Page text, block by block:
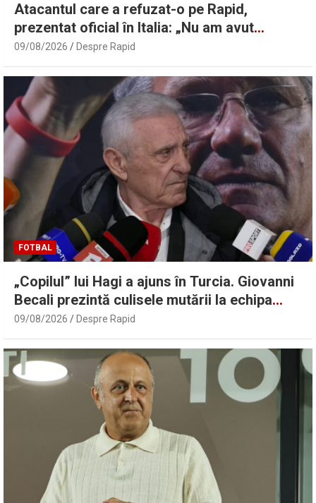
Atacantul care a refuzat-o pe Rapid,
prezentat oficial în Italia: „Nu am avut
niciodată îndoieli” | Sport.ro
09/08/2026 Despre Rapid
FOTBAL
„Copilul” lui Hagi a ajuns în Turcia. Giovanni
Becali prezintă culisele mutării la echipa
ginerelui lui Erdogan | Sport.ro
09/08/2026 Despre Rapid